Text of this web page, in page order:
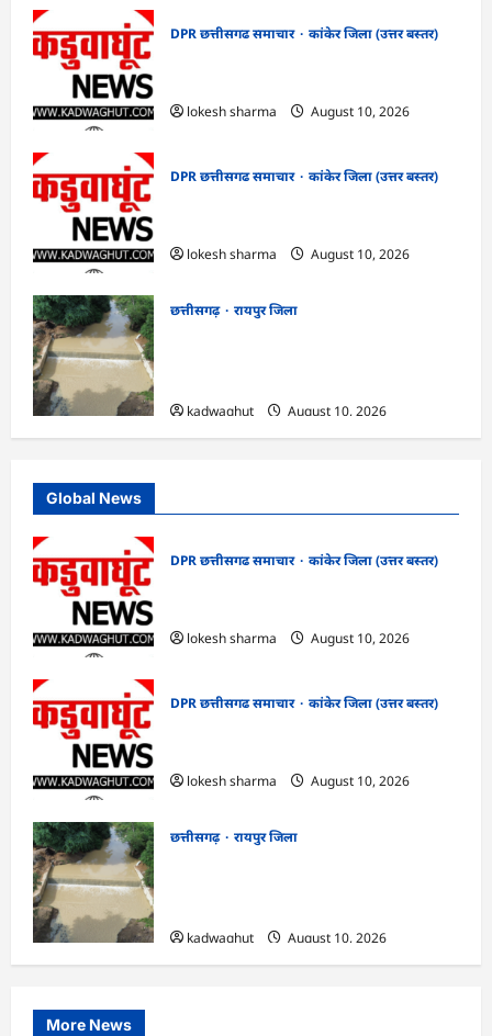
DPR छत्तीसगढ समाचार
कांकेर जिला (उत्तर बस्तर)
lokesh sharma
August 10, 2026
DPR छत्तीसगढ समाचार
कांकेर जिला (उत्तर बस्तर)
lokesh sharma
August 10, 2026
छत्तीसगढ़
रायपुर जिला
kadwaghut
August 10, 2026
Global News
DPR छत्तीसगढ समाचार
कांकेर जिला (उत्तर बस्तर)
lokesh sharma
August 10, 2026
DPR छत्तीसगढ समाचार
कांकेर जिला (उत्तर बस्तर)
lokesh sharma
August 10, 2026
छत्तीसगढ़
रायपुर जिला
kadwaghut
August 10, 2026
More News